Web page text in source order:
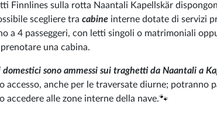
Finnlines sulla rotta Naantali Kapellskär
scegliere tra cabine interne dotate di servizi
a 4 passeggeri, con letti singoli o matrimoniali
una cabina.
sono ammessi sui traghetti da Naantali a
accesso, anche per le traversate diurne; potranno
accedere alle zone interne della nave.🐾